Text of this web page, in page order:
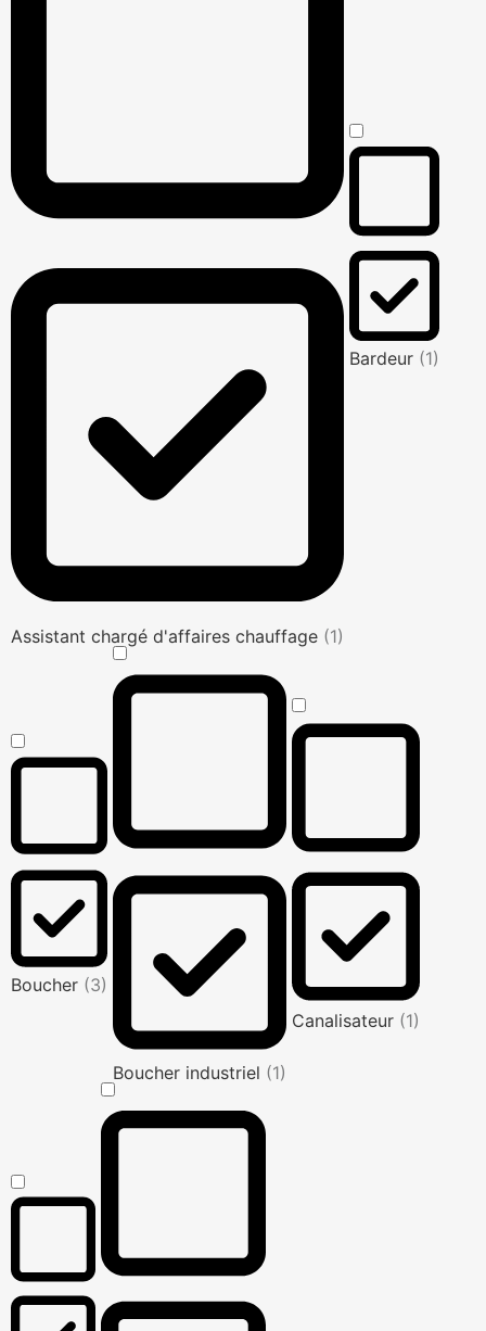
Assistant chargé d'affaires chauffage (1)
Bardeur (1)
Boucher (3)
Boucher industriel (1)
Canalisateur (1)